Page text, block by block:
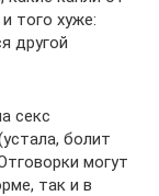
того хуже:
другой
секс
болит
могут
так и в